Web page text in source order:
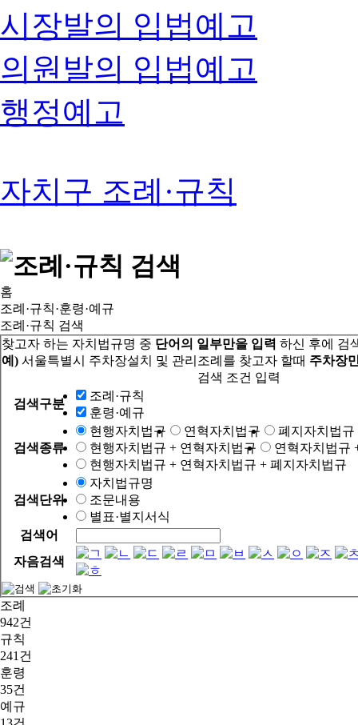
시장발의 입법예고
의원발의 입법예고
행정예고
자치구 조례·규칙
홈
조례·규칙·훈령·예규
조례·규칙 검색
찾고자 하는 자치법규명 중 단어의 일부만을 입력 하신 후에 검
예) 서울특별시 주차장설치 및 관리조례를 찾고자 할때 주차장
검색 조건 입력
검색구분
조례·규칙
훈령·예규
검색종류
현행자치법규 연혁자치법규
폐지자치법규
현행자치법규 + 연혁자치법규
연혁자치법규
현행자치법규 + 연혁자치법규 + 폐지자치법규
검색단위
자치법규명
조문내용
별표·별지서식
검색어
자음검색
조례
942건
규칙
241건
훈령
35건
예규